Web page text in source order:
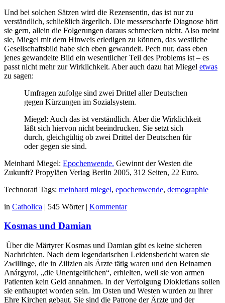
Und bei solchen Sätzen wird die Rezensentin, das ist nur zu
verständlich, schließlich ärgerlich. Die messerscharfe Diagnose hört
sie gern, allein die Folgerungen daraus schmecken nicht. Also meint
sie, Miegel mit dem Hinweis erledigen zu können, das westliche
Gesellschaftsbild habe sich eben gewandelt. Pech nur, dass eben
jenes gewandelte Bild ein wesentlicher Teil des Problems ist – es
passt nicht mehr zur Wirklichkeit. Aber auch dazu hat Miegel etwas
zu sagen:
Umfragen zufolge sind zwei Drittel aller Deutschen
gegen Kürzungen im Sozialsystem.
Miegel: Auch das ist verständlich. Aber die Wirklichkeit
läßt sich hiervon nicht beeindrucken. Sie setzt sich
durch, gleichgültig ob zwei Drittel der Deutschen für
oder gegen sie sind.
Meinhard Miegel: Epochenwende. Gewinnt der Westen die
Zukunft? Propyläen Verlag Berlin 2005, 312 Seiten, 22 Euro.
Technorati Tags: meinhard miegel, epochenwende, demographie
in Catholica | 545 Wörter | Kommentar
Kosmas und Damian
Über die Märtyrer Kosmas und Damian gibt es keine sicheren
Nach­richten. Nach dem legendarischen Leidensbericht waren sie
Zwil­linge, die in Zilizien als Ärzte tätig waren und den Beinamen
Anárgyroi, „die Unentgeltlichen“, erhielten, weil sie von armen
Patien­ten kein Geld annahmen. In der Verfolgung Diokletians sollen
sie ent­hauptet worden sein. Im Osten und Westen wurden zu ihrer
Ehre Kirchen gebaut. Sie sind die Patrone der Ärzte und der